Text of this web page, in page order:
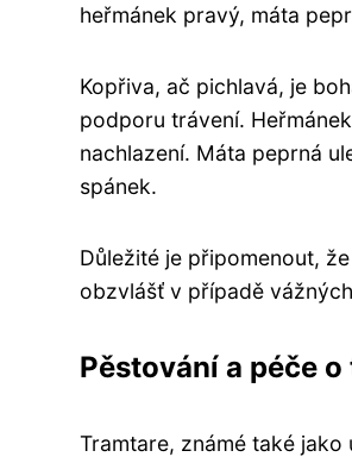
heřmánek pravý, máta
Kopřiva, ač pichlavá, je
podporu trávení.
nachlazení. Máta peprná
spánek.
Důležité je připomenout,
obzvlášť v případě
Pěstování a péče
Tramtare, známé také